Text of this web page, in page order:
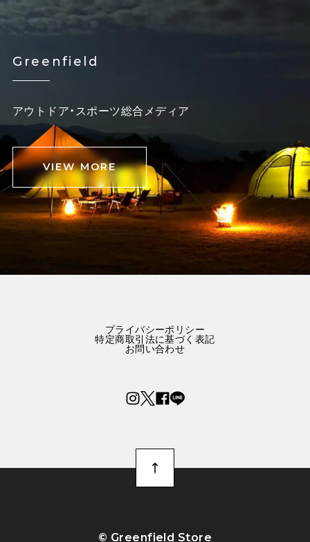
Greenfield
アウトドア・スポーツ総合メディア
VIEW MORE
プライバシーポリシー
特定商取引法に基づく表記
お問い合わせ
©︎ Greenfield Store